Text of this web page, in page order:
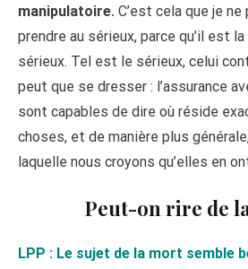
manipulatoire. C’est cela que je ne
prendre au sérieux, parce qu’il est
sérieux. Tel est le sérieux, celui
peut que se dresser : l’assurance
sont capables de dire où réside
choses, et de manière plus
laquelle nous croyons qu’elles en
Peut-on rire de
LPP : Le sujet de la mort semble